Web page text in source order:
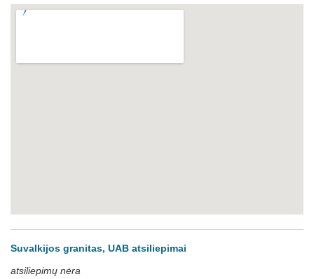
Suvalkijos granitas, UAB atsiliepimai
atsiliepimų nėra